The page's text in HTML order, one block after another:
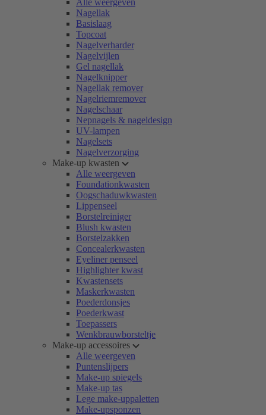
Alle weergeven
Nagellak
Basislaag
Topcoat
Nagelverharder
Nagelvijlen
Gel nagellak
Nagelknipper
Nagellak remover
Nagelriemremover
Nagelschaar
Nepnagels & nageldesign
UV-lampen
Nagelsets
Nagelverzorging
Make-up kwasten
Alle weergeven
Foundationkwasten
Oogschaduwkwasten
Lippenseel
Borstelreiniger
Blush kwasten
Borstelzakken
Concealerkwasten
Eyeliner penseel
Highlighter kwast
Kwastensets
Maskerkwasten
Poederdonsjes
Poederkwast
Toepassers
Wenkbrauwborsteltje
Make-up accessoires
Alle weergeven
Puntenslijpers
Make-up spiegels
Make-up tas
Lege make-uppaletten
Make-upsponzen